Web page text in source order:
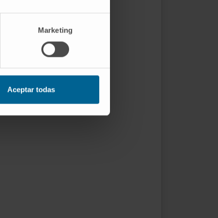
Marketing
Aceptar todas